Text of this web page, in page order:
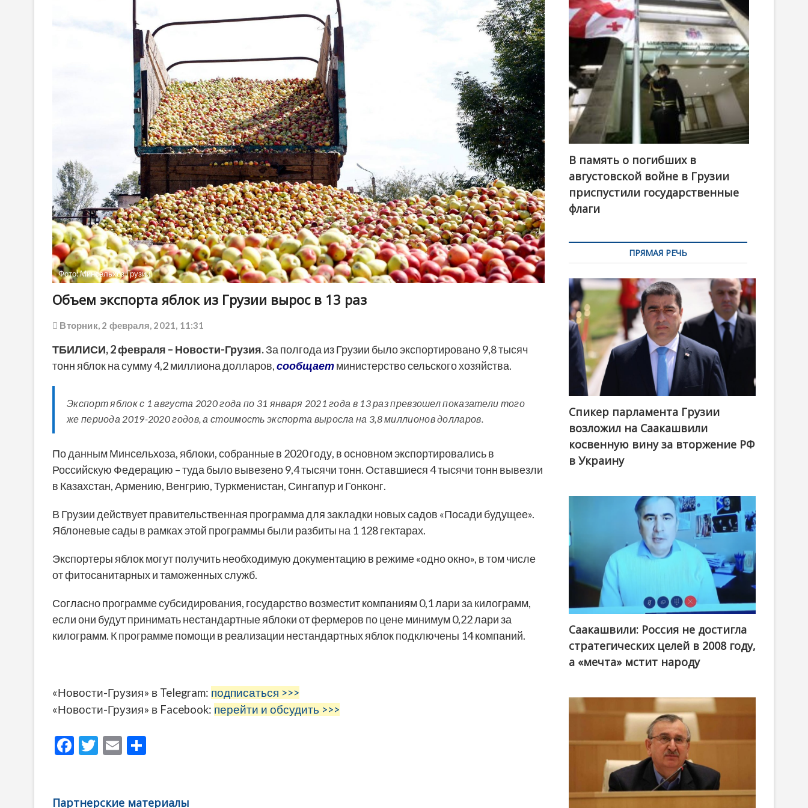
o
n
Фото: Минсельхоз Грузии
Объем экспорта яблок из Грузии вырос в 13 раз
Вторник, 2 февраля, 2021, 11:31
ТБИЛИСИ,2 февраля – Новости-Грузия.За полгода из Грузии было экспортировано 9,8 тысяч
тонн яблок на сумму 4,2 миллиона долларов,сообщаетминистерство сельского хозяйства.
Экспорт яблок с 1 августа 2020 года по 31 января 2021 года в 13 раз превзошел показатели того
же периода 2019-2020 годов, а стоимость экспорта выросла на 3,8 миллионов долларов.
По данным Минсельхоза, яблоки, собранные в 2020 году, в основном экспортировались в
Российскую Федерацию – туда было вывезено 9,4 тысячи тонн. Оставшиеся 4 тысячи тонн вывезли
в Казахстан, Армению, Венгрию, Туркменистан, Сингапур и Гонконг.
В Грузии действует правительственная программа для закладки новых садов «Посади будущее».
Яблоневые сады в рамках этой программы были разбиты на 1 128 гектарах.
Экспортеры яблок могут получить необходимую документацию в режиме «одно окно», в том числе
от фитосанитарных и таможенных служб.
Согласно программе субсидирования, государство возместит компаниям 0,1 лари за килограмм,
если они будут принимать нестандартные яблоки от фермеров по цене минимум 0,22 лари за
килограмм. К программе помощи в реализации нестандартных яблок подключены 14 компаний.
«Новости-Грузия» в Telegram: подписаться >>>
«Новости-Грузия» в Facebook: перейти и обсудить >>>
F
b
T
er
E
l
а
Партнерские материалы
В память о погибших в
августовской войне в Грузии
приспустили государственные
флаги
ПРЯМАЯ РЕЧЬ
Спикер парламента Грузии
возложил на Саакашвили
косвенную вину за вторжение РФ
в Украину
Саакашвили: Россия не достигла
стратегических целей в 2008 году,
а «мечта» мстит народу